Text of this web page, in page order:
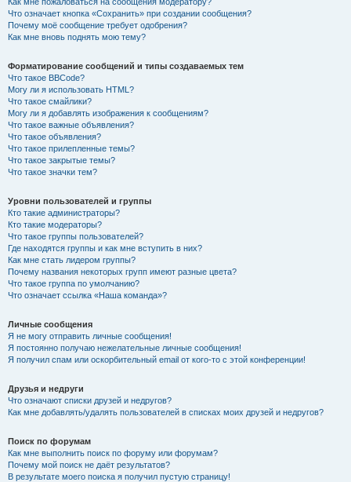
Что означает кнопка «Сохранить» при создании сообщения?
Почему моё сообщение требует одобрения?
Как мне вновь поднять мою тему?
Форматирование сообщений и типы создаваемых тем
Что такое BBCode?
Могу ли я использовать HTML?
Что такое смайлики?
Могу ли я добавлять изображения к сообщениям?
Что такое важные объявления?
Что такое объявления?
Что такое прилепленные темы?
Что такое закрытые темы?
Что такое значки тем?
Уровни пользователей и группы
Кто такие администраторы?
Кто такие модераторы?
Что такое группы пользователей?
Где находятся группы и как мне вступить в них?
Как мне стать лидером группы?
Почему названия некоторых групп имеют разные цвета?
Что такое группа по умолчанию?
Что означает ссылка «Наша команда»?
Личные сообщения
Я не могу отправить личные сообщения!
Я постоянно получаю нежелательные личные сообщения!
Я получил спам или оскорбительный email от кого-то с этой конференции!
Друзья и недруги
Что означают списки друзей и недругов?
Как мне добавлять/удалять пользователей в списках моих друзей и недругов?
Поиск по форумам
Как мне выполнить поиск по форуму или форумам?
Почему мой поиск не даёт результатов?
В результате моего поиска я получил пустую страницу!